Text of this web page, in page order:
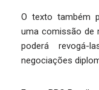
O texto também
uma comissão de
poderá
negociações